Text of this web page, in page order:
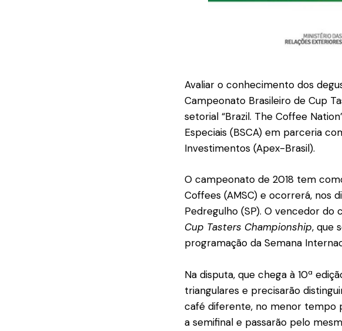
Avaliar o conhecimento dos
Campeonato Brasileiro de Cup
setorial “Brazil. The Coffee
Especiais (BSCA) em parceria
Investimentos (Apex-Brasil).
O campeonato de 2018 tem
Coffees (AMSC) e ocorrerá, nos
Pedregulho (SP). O vencedor
Cup Tasters Championship, que
programação da Semana
Na disputa, que chega à 10ª
triangulares e precisarão
café diferente, no menor tempo
a semifinal e passarão pelo